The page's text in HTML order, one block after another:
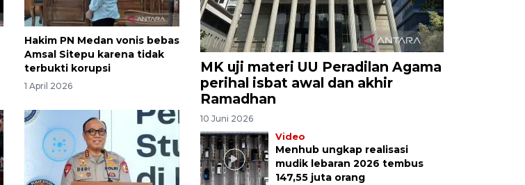
Hakim PN Medan vonis bebas
Amsal Sitepu karena tidak
terbukti korupsi
1 April 2026
MK uji materi UU Peradilan Agama
perihal isbat awal dan akhir
Ramadhan
10 Juni 2026
Video
Menhub ungkap realisasi
mudik lebaran 2026 tembus
147,55 juta orang